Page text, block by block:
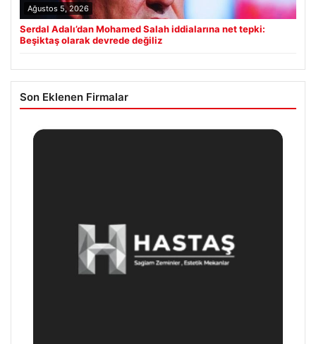
Ağustos 5, 2026
Serdal Adalı’dan Mohamed Salah iddialarına net tepki:
Beşiktaş olarak devrede değiliz
Son Eklenen Firmalar